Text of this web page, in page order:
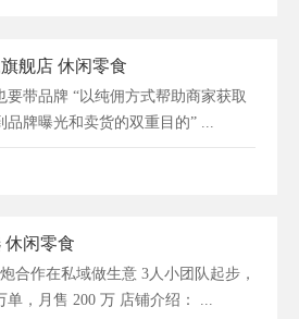
舰店 休闲零食
要带品牌 “以纯佣方式帮助商家获取
品牌曝光和卖货的双重目的” ...
休闲零食
合作在私域做生意 3人小团队起步，
单，月售 200 万 店铺介绍： ...